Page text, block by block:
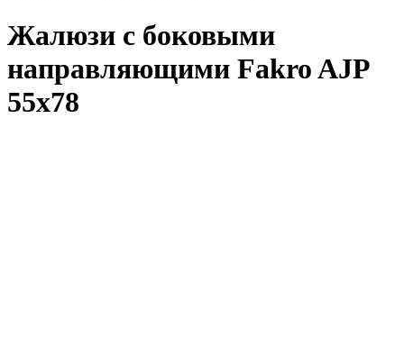
Жалюзи с боковыми
направляющими Fakro AJP
55х78